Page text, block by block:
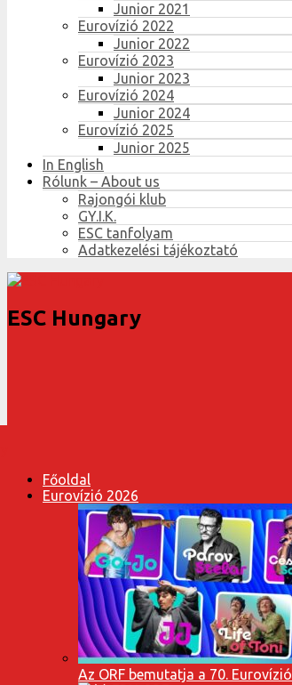
Junior 2021
Eurovízió 2022
Junior 2022
Eurovízió 2023
Junior 2023
Eurovízió 2024
Junior 2024
Eurovízió 2025
Junior 2025
In English
Rólunk – About us
Rajongói klub
GY.I.K.
ESC tanfolyam
Adatkezelési tájékoztató
ESC Hungary
Főoldal
Eurovízió 2026
Az ORF bemutatja a 70.